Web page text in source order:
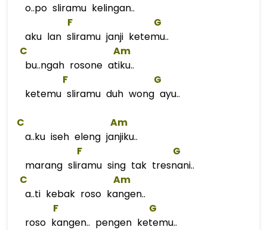
o..po sliramu kelingan..
F
G
aku lan sliramu janji ketemu..
C
Am
bu..ngah rosone atiku..
F
G
ketemu sliramu duh wong ayu..
C
Am
a..ku iseh eleng janjiku..
F
G
marang sliramu sing tak tresnani..
C
Am
a..ti kebak roso kangen..
F
G
roso kangen.. pengen ketemu..